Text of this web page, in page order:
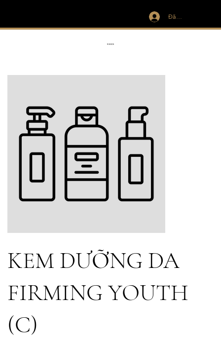
Đăng nhập
RIBBON
KEM DƯỠNG DA
FIRMING YOUTH
(C)